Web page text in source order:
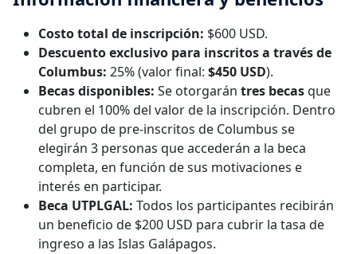
Costo total de inscripción: $600 USD.
Descuento exclusivo para inscritos a través de
Columbus: 25% (valor final: $450 USD).
Becas disponibles: Se otorgarán tres becasque
cubren el 100% del valor de la inscripción. Dentro
del grupo de pre-inscritos de Columbus se
elegirán 3 personas que accederán a la beca
completa, en función de sus motivaciones e
interés en participar.
Beca UTPLGAL: Todos los participantes recibirán
un beneficio de $200 USD para cubrir la tasa de
ingreso a las Islas Galápagos.